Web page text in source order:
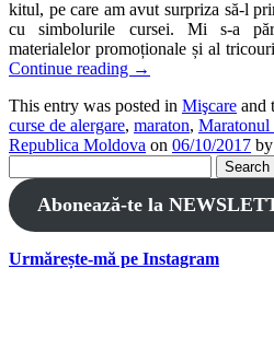
kitul, pe care am avut surpriza să-l
cu simbolurile cursei. Mi s-a
materialelor promoționale și al
Continue reading →
This entry was posted in Mişcare and
curse de alergare, maraton, Maratonul
Republica Moldova on 06/10/2017 by
for:
Abonează-te la
Urmărește-mă pe Instagram